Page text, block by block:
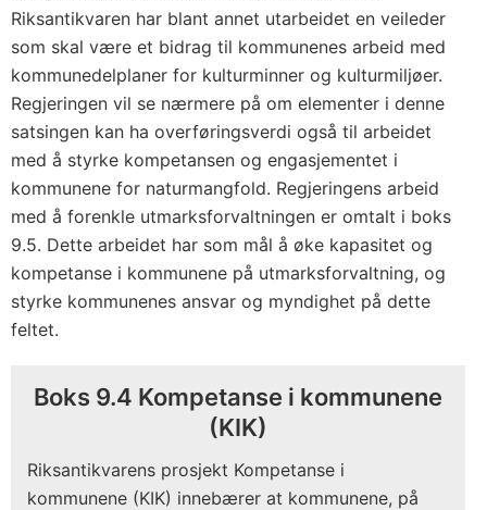
Riksantikvaren har blant annet utarbeidet en veileder
som skal være et bidrag til kommunenes arbeid med
kommunedelplaner for kulturminner og kulturmiljøer.
Regjeringen vil se nærmere på om elementer i denne
satsingen kan ha overføringsverdi også til arbeidet
med å styrke kompetansen og engasjementet i
kommunene for naturmangfold. Regjeringens arbeid
med å forenkle utmarksforvaltningen er omtalt i boks
9.5. Dette arbeidet har som mål å øke kapasitet og
kompetanse i kommunene på utmarksforvaltning, og
styrke kommunenes ansvar og myndighet på dette
feltet.
Boks 9.4 Kompetanse i kommunene
(KIK)
Riksantikvarens prosjekt Kompetanse i
kommunene (KIK) innebærer at kommunene, på